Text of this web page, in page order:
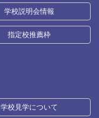
学校説明会情報
指定校推薦枠
学校見学について